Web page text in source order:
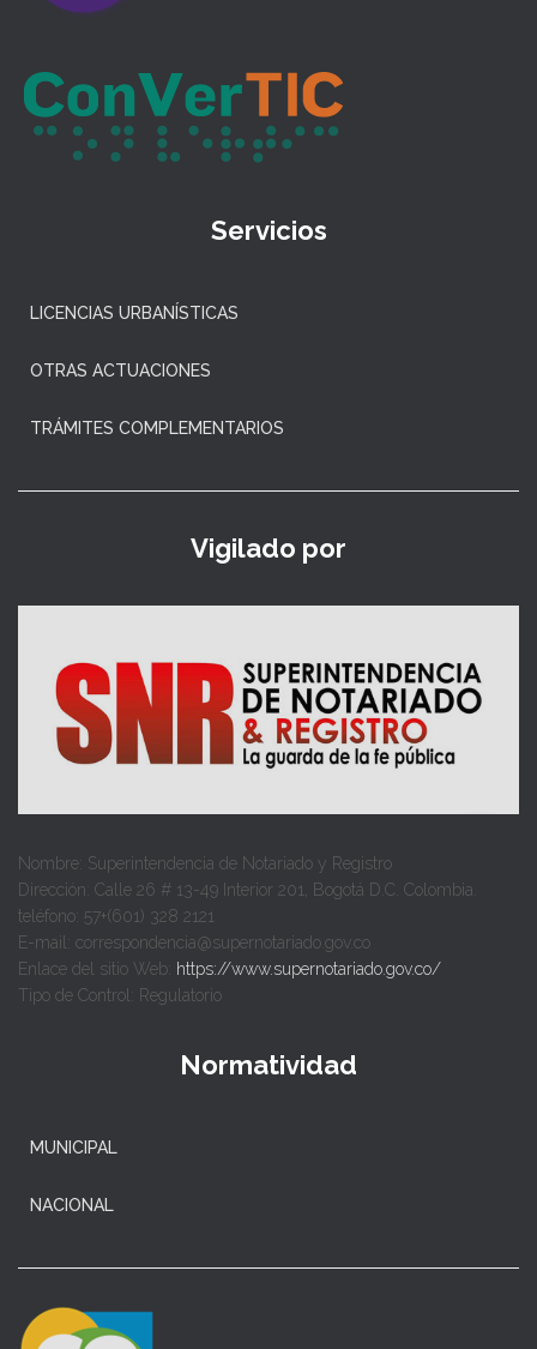
Servicios
LICENCIAS URBANÍSTICAS
OTRAS ACTUACIONES
TRÁMITES COMPLEMENTARIOS
Vigilado por
Nombre: Superintendencia de Notariado y Registro
Dirección: Calle 26 # 13-49 Interior 201, Bogotá D.C. Colombia.
teléfono: 57+(601) 328 2121
E-mail: correspondencia@supernotariado.gov.co
Enlace del sitio Web: https://www.supernotariado.gov.co/
Tipo de Control: Regulatorio
Normatividad
MUNICIPAL
NACIONAL